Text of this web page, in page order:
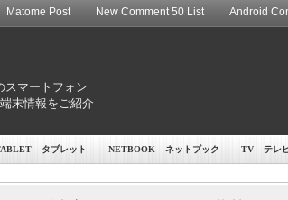
Matome Post New Comment 50 List Android
スマートフォン
末情報をご紹介
– タブレット NETBOOK – ネットブック TV – テレ